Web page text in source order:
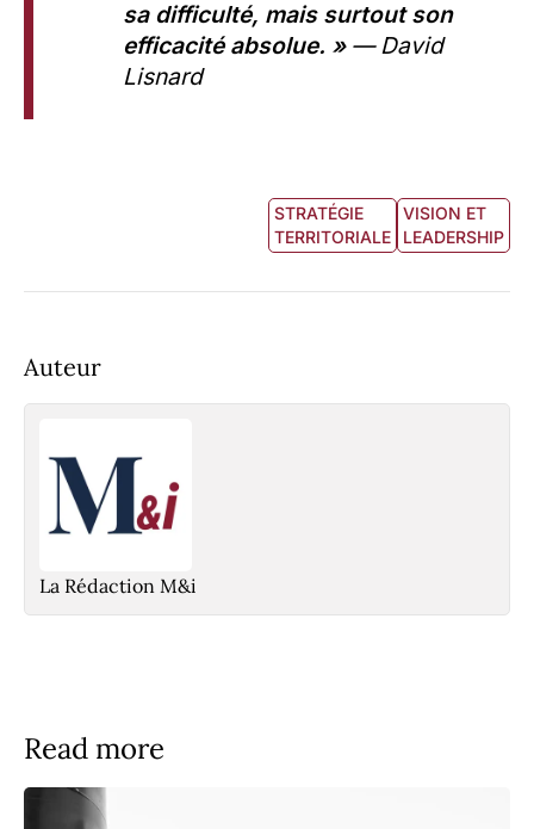
sa difficulté, mais surtout son
efficacité absolue. » — David
Lisnard
STRATÉGIE
TERRITORIALE
VISION ET
LEADERSHIP
Auteur
La Rédaction M&i
Read more